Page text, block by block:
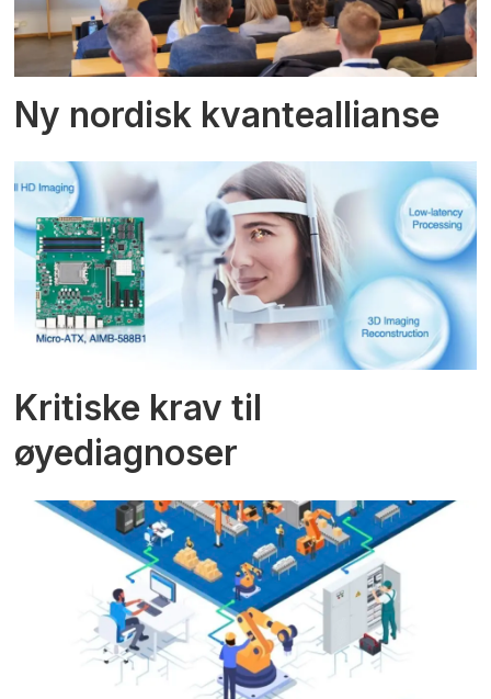
Ny nordisk kvanteallianse
Kritiske krav til
øyediagnoser